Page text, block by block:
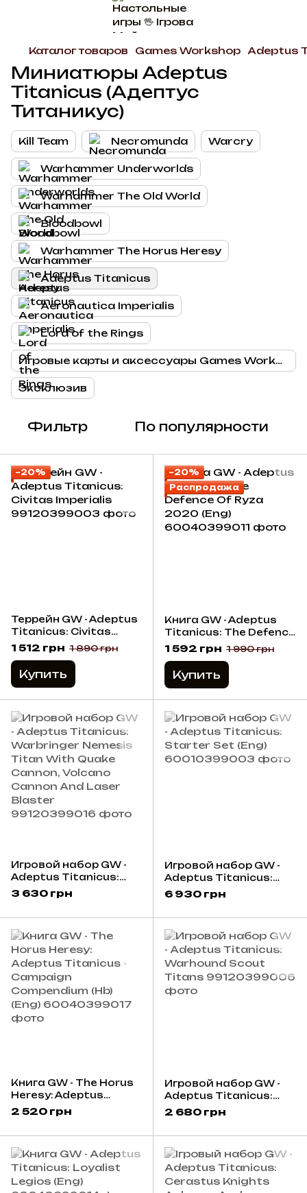
Каталог товаров Games Workshop Adeptus
Миниатюры Adeptus
Titanicus (Адептус
Титаникус)
Kill Team Necromunda Warcry
Warhammer Underworlds
Warhammer The Old World
Bloodbowl
Warhammer The Horus Heresy
Adeptus Titanicus
Aeronautica Imperialis
Lord of the Rings
Игровые карты и аксессуары Games Workshop (Warhammer)
Эксклюзив
Фильтр По популярности
−20%
Террейн GW - Adeptus
Titanicus: Civitas
Imperialis
1 512 грн 1 890 грн
Купить
−20%
Распродажа
Книга GW - Adeptus
Titanicus: The Defence
Of Ryza 2020 (Eng)
1 592 грн 1 990 грн
Купить
Игровой набор GW -
Adeptus Titanicus:
Warbringer Nemesis
Titan With Quake
Blaster
3 630 грн
Игровой набор GW -
Adeptus Titanicus:
Starter Set (Eng)
6 930 грн
Книга GW - The Horus
Heresy: Adeptus
Titanicus - Campaign
Compendium (Hb) (Eng)
2 520 грн
Игровой набор GW -
Adeptus Titanicus:
Warhound Scout
2 680 грн